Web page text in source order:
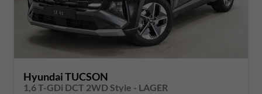
Hyundai TUCSON
1,6 T-GDi DCT 2WD Style - LAGER